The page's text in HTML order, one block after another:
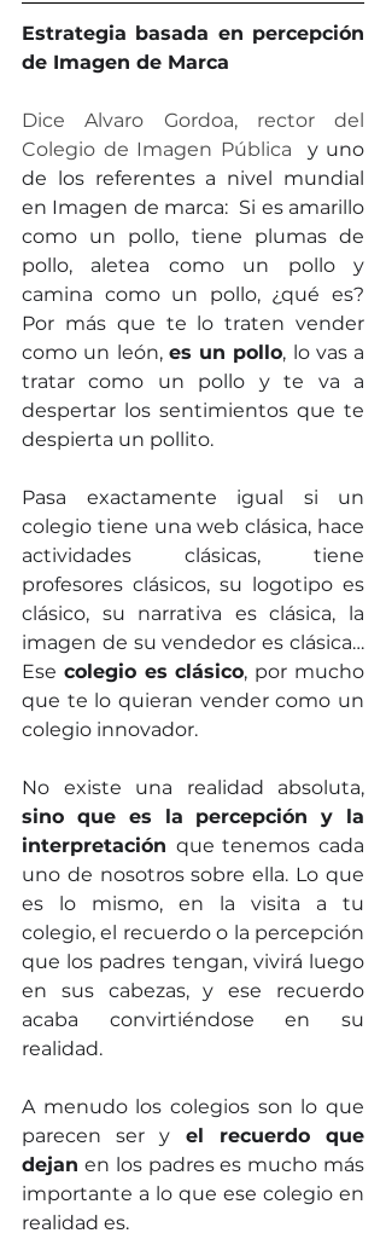
Estrategia basada en percepción
de Imagen de Marca
Dice Alvaro Gordoa, rector del
Colegio de Imagen Pública
  y uno
de los referentes a nivel mundial
en Imagen de marca:  Si es amarillo
como un pollo, tiene plumas de
pollo, aletea como un pollo y
camina como un pollo, ¿qué es?
Por más que te lo traten vender
como un león, es un pollo, lo vas a
tratar como un pollo y te va a
despertar los sentimientos que te
despierta un pollito.
Pasa exactamente igual si un
colegio tiene una web clásica, hace
actividades clásicas, tiene
profesores clásicos, su logotipo es
clásico, su narrativa es clásica, la
imagen de su vendedor es clásica…
Ese colegio es clásico, por mucho
que te lo quieran vender como un
colegio innovador.
sino que es la percepción y la
interpretación que tenemos cada
uno de nosotros sobre ella. Lo que
es lo mismo, en la visita a tu
colegio, el recuerdo o la percepción
que los padres tengan, vivirá luego
en sus cabezas, y ese recuerdo
acaba convirtiéndose en su
realidad.
A menudo los colegios son lo que
parecen ser y el recuerdo que
dejan en los padres es mucho más
importante a lo que ese colegio en
realidad es.